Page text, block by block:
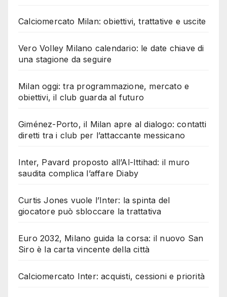
Calciomercato Milan: obiettivi, trattative e uscite
Vero Volley Milano calendario: le date chiave di
una stagione da seguire
Milan oggi: tra programmazione, mercato e
obiettivi, il club guarda al futuro
Giménez-Porto, il Milan apre al dialogo: contatti
diretti tra i club per l’attaccante messicano
Inter, Pavard proposto all’Al-Ittihad: il muro
saudita complica l’affare Diaby
Curtis Jones vuole l’Inter: la spinta del
giocatore può sbloccare la trattativa
Euro 2032, Milano guida la corsa: il nuovo San
Siro è la carta vincente della città
Calciomercato Inter: acquisti, cessioni e priorità